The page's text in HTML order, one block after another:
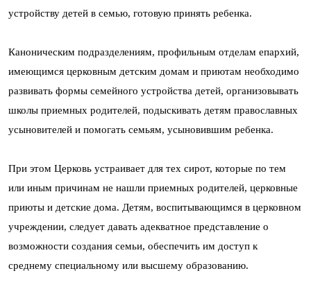
устройству детей в семью, готовую принять ребенка.
Каноническим подразделениям, профильным отделам епархий,
имеющимся церковным детским домам и приютам необходимо
развивать формы семейного устройства детей, организовывать
школы приемных родителей, подыскивать детям православных
усыновителей и помогать семьям, усыновившим ребенка.
При этом Церковь устраивает для тех сирот, которые по тем
или иным причинам не нашли приемных родителей, церковные
приюты и детские дома. Детям, воспитывающимся в церковном
учреждении, следует давать адекватное представление о
возможности создания семьи, обеспечить им доступ к
среднему специальному или высшему образованию.